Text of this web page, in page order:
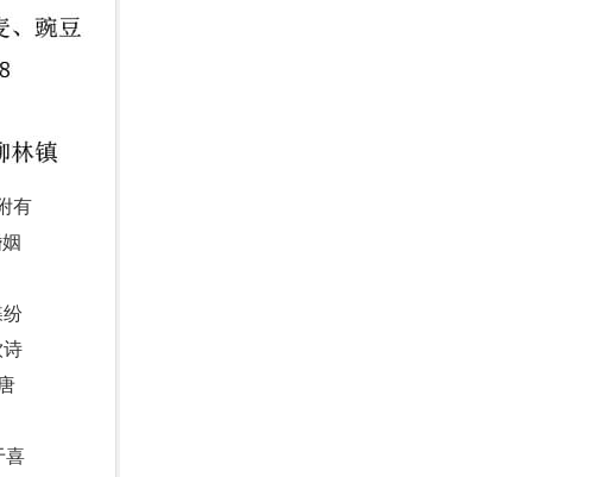
有
诗
喜